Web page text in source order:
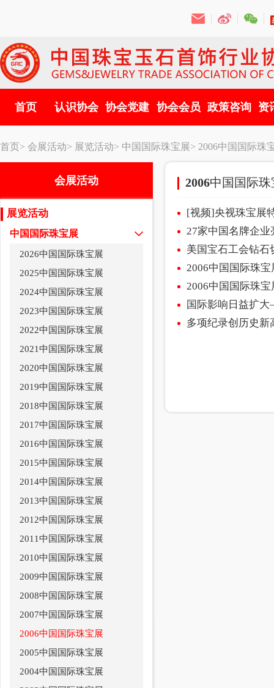
首页 认识协会 协会党建 协会会员 政策咨询 资
首页> 会展活动> 展览活动> 中国国际珠宝展> 2006中国国际珠
会展活动
展览活动
中国国际珠宝展
2026中国国际珠宝展
2025中国国际珠宝展
2024中国国际珠宝展
2023中国国际珠宝展
2022中国国际珠宝展
2021中国国际珠宝展
2020中国国际珠宝展
2019中国国际珠宝展
2018中国国际珠宝展
2017中国国际珠宝展
2016中国国际珠宝展
2015中国国际珠宝展
2014中国国际珠宝展
2013中国国际珠宝展
2012中国国际珠宝展
2011中国国际珠宝展
2010中国国际珠宝展
2009中国国际珠宝展
2008中国国际珠宝展
2007中国国际珠宝展
2006中国国际珠宝展
2005中国国际珠宝展
2004中国国际珠宝展
2006中国国际
[视频]央视珠宝展
27家中国名牌企
美国宝石工会钻石
2006中国国际珠
2006中国国际珠
国际影响日益扩
多项纪录创历史新